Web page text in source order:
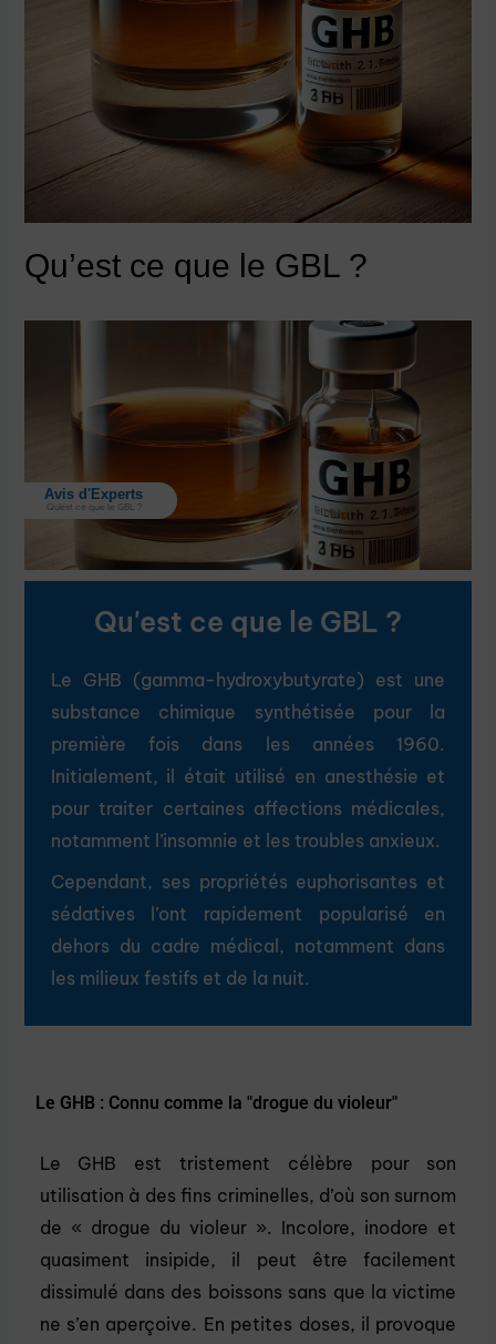
Qu’est ce que le GBL ?
Avis d'Experts
Qu'est ce que le GBL ?
Qu'est ce que le GBL ?
Le GHB (gamma-hydroxybutyrate) est une
substance chimique synthétisée pour la
première fois dans les années 1960.
Initialement, il était utilisé en anesthésie et
pour traiter certaines affections médicales,
notamment l’insomnie et les troubles anxieux.
Cependant, ses propriétés euphorisantes et
sédatives l’ont rapidement popularisé en
dehors du cadre médical, notamment dans
les milieux festifs et de la nuit.
Le GHB : Connu comme la "drogue du violeur"
Le GHB est tristement célèbre pour son
utilisation à des fins criminelles, d’où son surnom
de « drogue du violeur ». Incolore, inodore et
quasiment insipide, il peut être facilement
dissimulé dans des boissons sans que la victime
ne s’en aperçoive. En petites doses, il provoque